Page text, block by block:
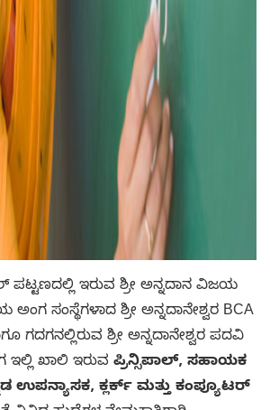
ಇರುವ ಶ್ರೀ ಅನ್ನದಾನ ವಿಜಯ
ಸಂಸ್ಥೆಗಳಾದ ಶ್ರೀ ಅನ್ನದಾನೇಶ್ವರ BCA
ಗದಗನಲ್ಲಿರುವ ಶ್ರೀ ಅನ್ನದಾನೇಶ್ವರ ಪದವಿ
ಇಲ್ಲಿ ಖಾಲಿ ಇರುವ ಪ್ರಿನ್ಸಿಪಾಲ್, ಸಹಾಯಕ
ಉಪನ್ಯಾಸಕ, ಕ್ಲರ್ಕ್ ಮತ್ತು ಕಂಪ್ಯೂಟರ್